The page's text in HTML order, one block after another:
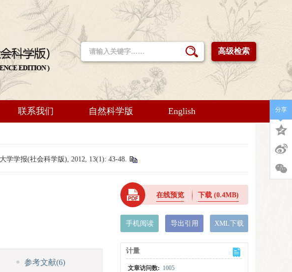
高级检索
联系我们 自然科学版 English
学报(社会科学版), 2012, 13(1): 43-48.
参考文献(6)
在线预览 下载(0.4MB)
手机阅读 导出引用 XML下载
计量
文章访问数: 1005
分享